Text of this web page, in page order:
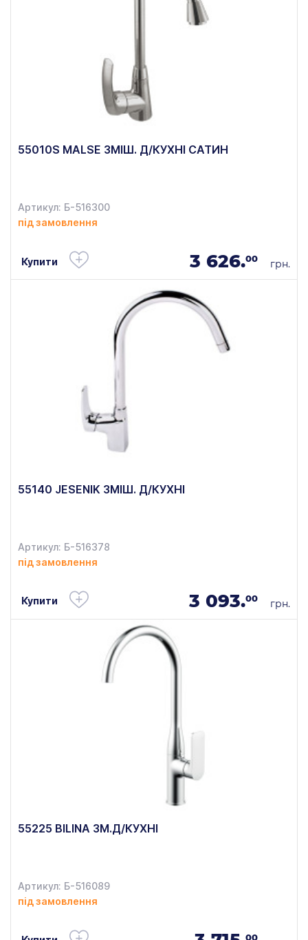
55010S MALSE ЗМІШ. Д/КУХНІ САТИН
Артикул: Б-516300
під замовлення
Купити 3 626.00 грн.
55140 JESENIK ЗМІШ. Д/КУХНІ
Артикул: Б-516378
під замовлення
Купити 3 093.00 грн.
55225 BILINA ЗМ.Д/КУХНІ
Артикул: Б-516089
під замовлення
00